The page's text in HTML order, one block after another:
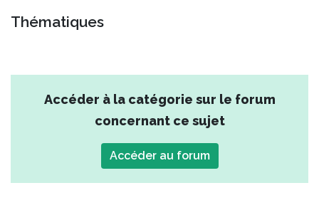
Thématiques
Accéder à la catégorie sur le forum
concernant ce sujet
Accéder au forum